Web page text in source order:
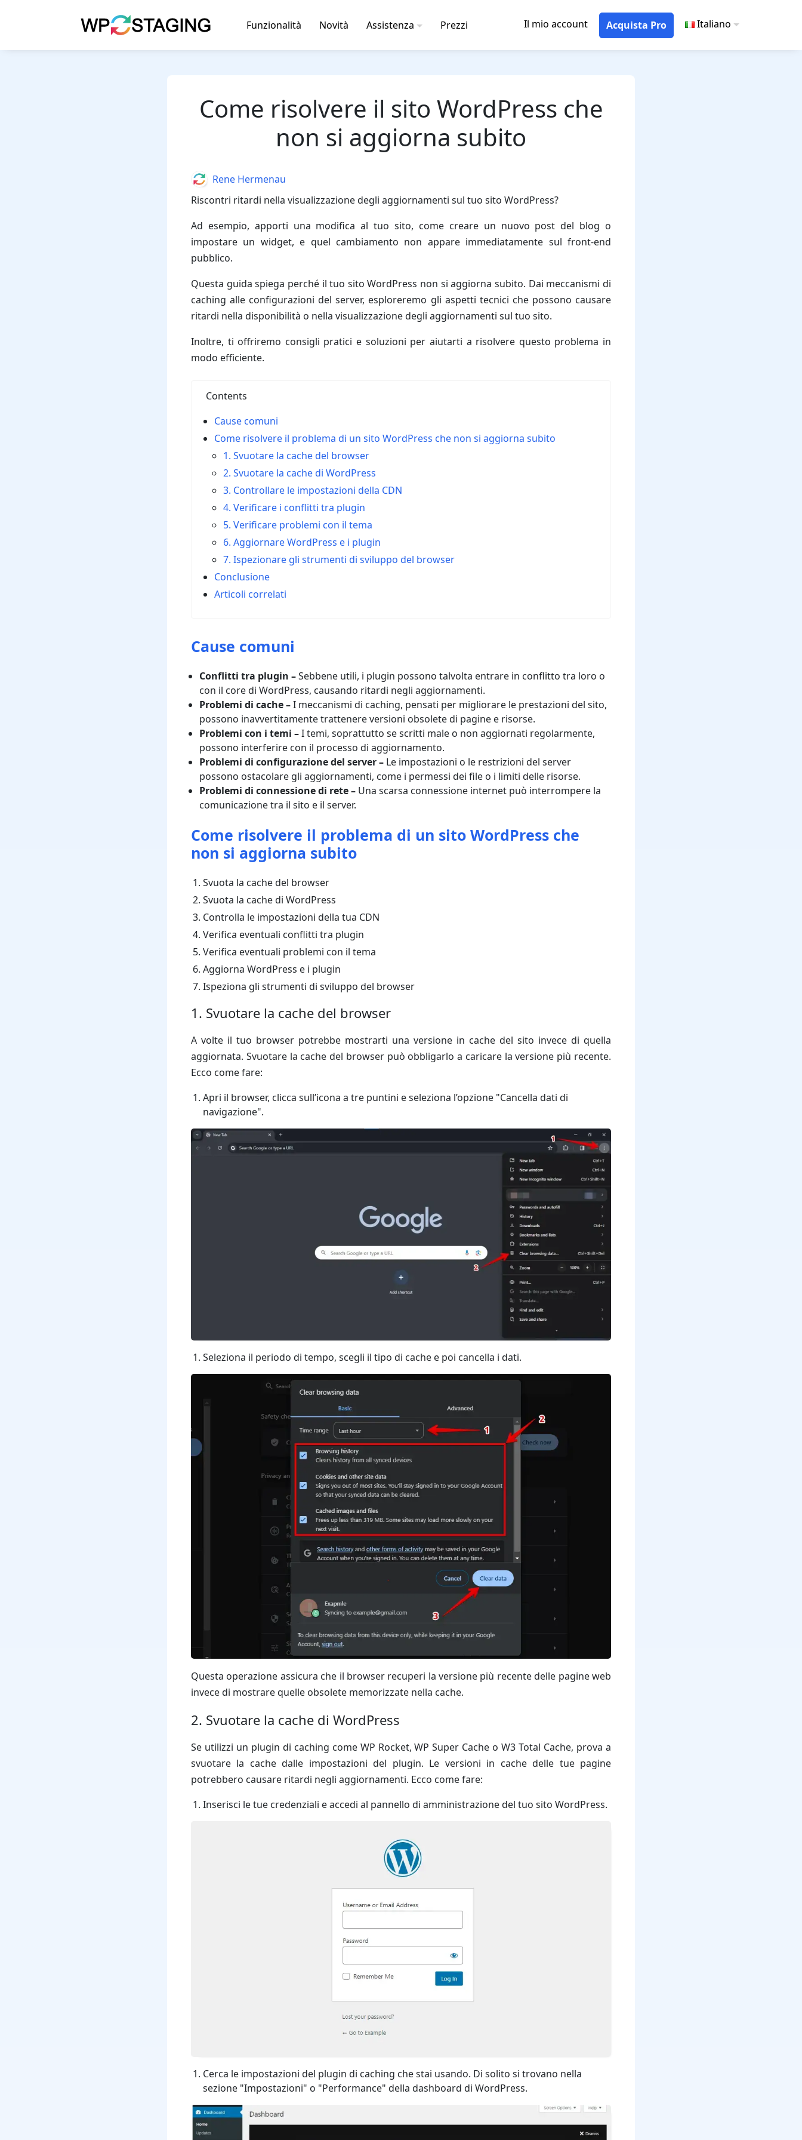
Funzionalità Novità Assistenza Prezzi Il mio account Acquista Pro Italiano
Come risolvere il sito WordPress che
non si aggiorna subito
Riscontri ritardi nella visualizzazione degli aggiornamenti sul tuo sito WordPress?
Ad esempio, apporti una modifica al tuo sito, come creare un nuovo post del blog o
impostare un widget, e quel cambiamento non appare immediatamente sul front-end
pubblico.
Questa guida spiega perché il tuo sito WordPress non si aggiorna subito. Dai meccanismi di
caching alle configurazioni del server, esploreremo gli aspetti tecnici che possono causare
ritardi nella disponibilità o nella visualizzazione degli aggiornamenti sul tuo sito.
Inoltre, ti offriremo consigli pratici e soluzioni per aiutarti a risolvere questo problema in
modo efficiente.
Contents
Cause comuni
Come risolvere il problema di un sito WordPress che non si aggiorna subito
1. Svuotare la cache del browser
2. Svuotare la cache di WordPress
3. Controllare le impostazioni della CDN
4. Verificare i conflitti tra plugin
5. Verificare problemi con il tema
6. Aggiornare WordPress e i plugin
7. Ispezionare gli strumenti di sviluppo del browser
Conclusione
Articoli correlati
Cause comuni
Conflitti tra plugin –Sebbene utili, i plugin possono talvolta entrare in conflitto tra loro o
con il core di WordPress, causando ritardi negli aggiornamenti.
Problemi di cache –I meccanismi di caching, pensati per migliorare le prestazioni del sito,
possono inavvertitamente trattenere versioni obsolete di pagine e risorse.
Problemi con i temi –I temi, soprattutto se scritti male o non aggiornati regolarmente,
possono interferire con il processo di aggiornamento.
Problemi di configurazione del server – Le impostazioni o le restrizioni del server
possono ostacolare gli aggiornamenti, come i permessi dei file o i limiti delle risorse.
Problemi di connessione di rete – Una scarsa connessione internet può interrompere la
comunicazione tra il sito e il server.
Come risolvere il problema di un sito WordPress che
non si aggiorna subito
Svuota la cache del browser
Svuota la cache di WordPress
Controlla le impostazioni della tua CDN
Verifica eventuali conflitti tra plugin
Verifica eventuali problemi con il tema
Aggiorna WordPress e i plugin
Ispeziona gli strumenti di sviluppo del browser
1. Svuotare la cache del browser
A volte il tuo browser potrebbe mostrarti una versione in cache del sito invece di quella
aggiornata. Svuotare la cache del browser può obbligarlo a caricare la versione più recente.
Ecco come fare:
Apri il browser, clicca sull’icona a tre puntini e seleziona l’opzione "Cancella dati di
navigazione".
Seleziona il periodo di tempo, scegli il tipo di cache e poi cancella i dati.
Questa operazione assicura che il browser recuperi la versione più recente delle pagine web
invece di mostrare quelle obsolete memorizzate nella cache.
2. Svuotare la cache di WordPress
Se utilizzi un plugin di caching come WP Rocket, WP Super Cache o W3 Total Cache, prova a
svuotare la cache dalle impostazioni del plugin. Le versioni in cache delle tue pagine
potrebbero causare ritardi negli aggiornamenti. Ecco come fare:
Inserisci le tue credenziali e accedi al pannello di amministrazione del tuo sito WordPress.
Cerca le impostazioni del plugin di caching che stai usando. Di solito si trovano nella
sezione "Impostazioni" o "Performance" della dashboard di WordPress.
AuthorRene Hermenau